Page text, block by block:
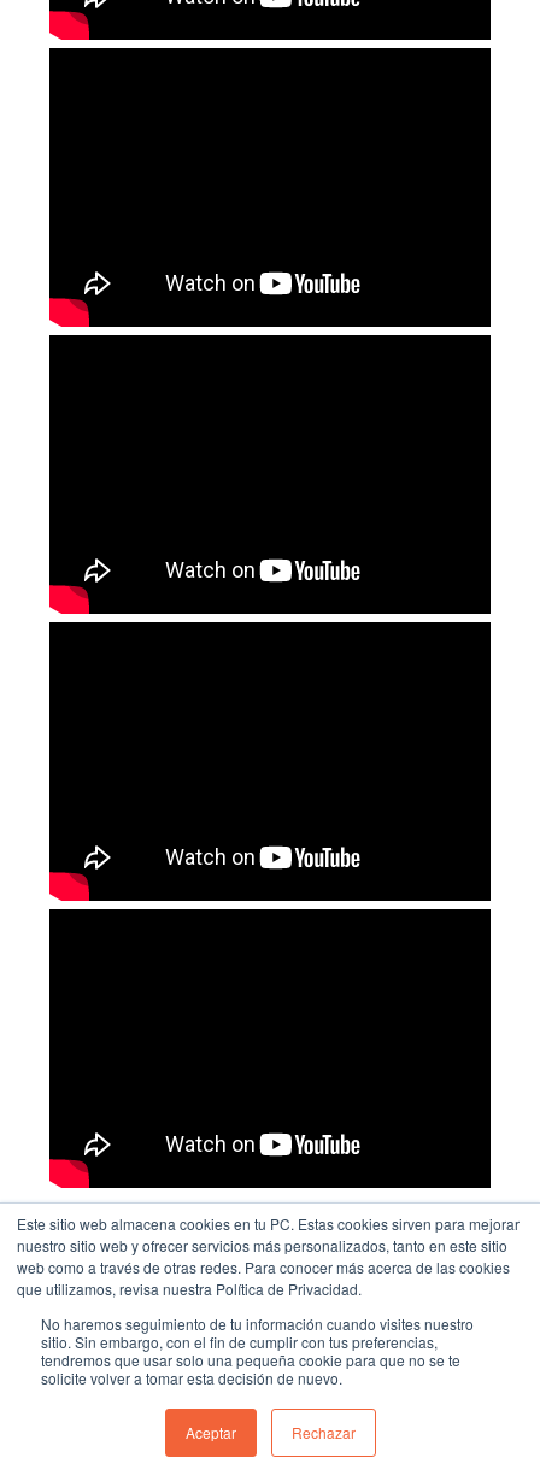
Este sitio web almacena cookies en tu PC. Estas cookies sirven para mejorar
nuestro sitio web y ofrecer servicios más personalizados, tanto en este sitio
web como a través de otras redes. Para conocer más acerca de las cookies
que utilizamos, revisa nuestra Política de Privacidad.
No haremos seguimiento de tu información cuando visites nuestro
sitio. Sin embargo, con el fin de cumplir con tus preferencias,
tendremos que usar solo una pequeña cookie para que no se te
solicite volver a tomar esta decisión de nuevo.
Aceptar Rechazar
marca personal deGiovanni Ariza
Geometría Energética:es un libro deGestión Energética